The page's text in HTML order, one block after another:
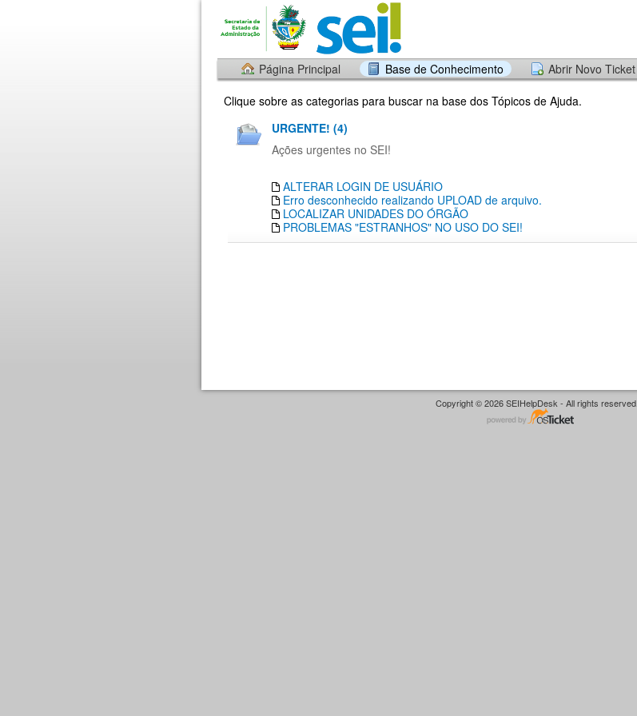
Página Principal Base de Conhecimento Abrir Novo Ticket
Clique sobre as categorias para buscar na base dos Tópicos de Ajuda.
URGENTE! (4)
Ações urgentes no SEI!
ALTERAR LOGIN DE USUÁRIO
Erro desconhecido realizando UPLOAD de arquivo.
LOCALIZAR UNIDADES DO ÓRGÃO
PROBLEMAS "ESTRANHOS" NO USO DO SEI!
Copyright © 2026 SEIHelpDesk - All rights reserved.